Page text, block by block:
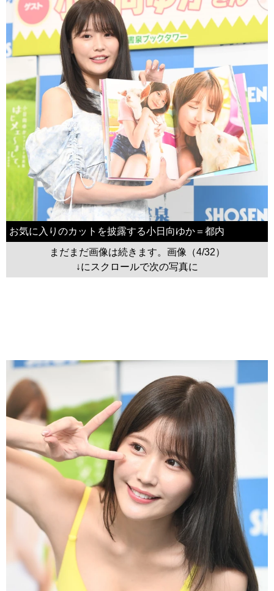
お気に入りのカットを披露する小日向ゆか＝都内
まだまだ画像は続きます。画像（4/32）
↓にスクロールで次の写真に